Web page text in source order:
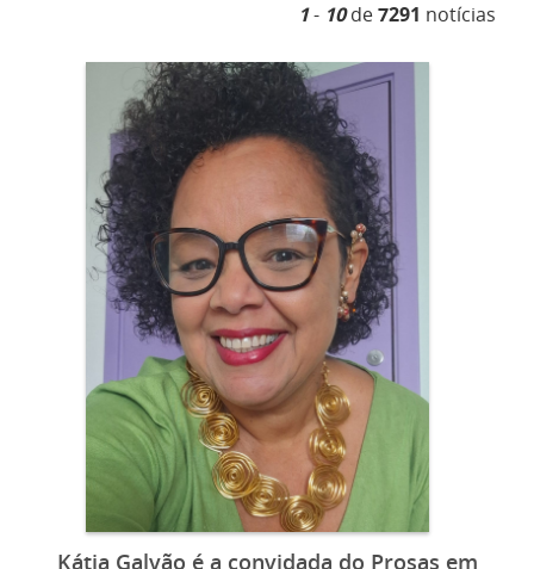
1- 10de7291 notícias
Kátia Galvão é a convidada do Prosas em